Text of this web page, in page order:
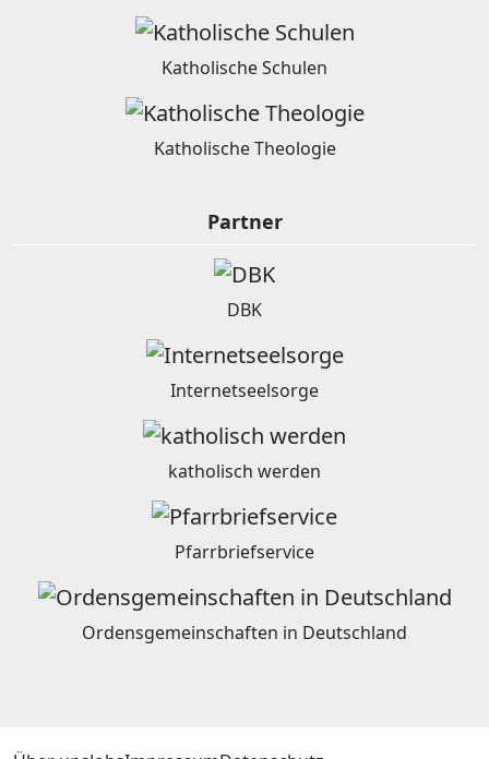
Katholische Schulen
Katholische Theologie
Partner
DBK
Internetseelsorge
katholisch werden
Pfarrbriefservice
Ordensgemeinschaften in Deutschland